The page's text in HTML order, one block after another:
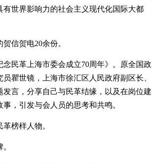
世界影响力的社会主义现代化国际大都
信贺电20余份。
民革上海市委会成立70周年》。原全国政
瞿世镜，上海市徐汇区人民政府副区长、
言，分享自己与民革结缘，以及在岗位建
，引发与会人员的思考和共鸣。
榜样人物。